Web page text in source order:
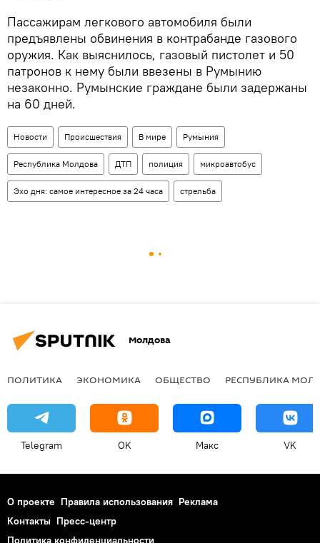
Пассажирам легкового автомобиля были
предъявлены обвинения в контрабанде газового
оружия. Как выяснилось, газовый пистолет и 50
патронов к нему были ввезены в Румынию
незаконно. Румынские граждане были задержаны
на 60 дней.
Новости Происшествия В мире Румыния
Республика Молдова ДТП полиция микроавтобус
Эхо дня: самое интересное за 24 часа стрельба
Молдова
ПОЛИТИКА ЭКОНОМИКА ОБЩЕСТВО РЕСПУБЛИКА
Telegram OK Макс VK
О проекте Правила использования Реклама
Контакты Пресс-центр
Политика конфиденциальности